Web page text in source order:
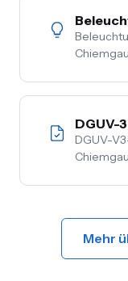
DGUV-
DGUV-
Inkl.
Mehr